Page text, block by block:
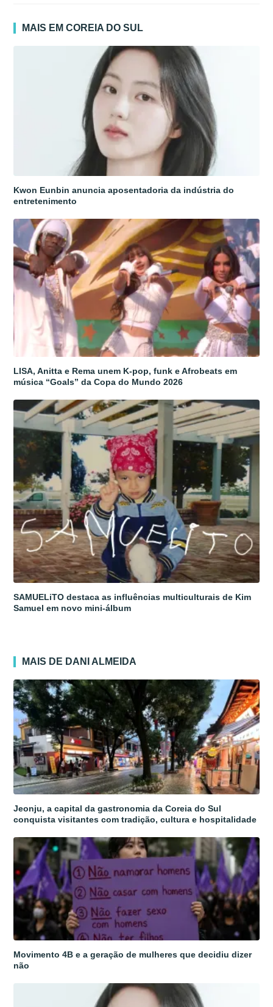
MAIS EM COREIA DO SUL
Kwon Eunbin anuncia aposentadoria da indústria do
entretenimento
LISA, Anitta e Rema unem K-pop, funk e Afrobeats em
música “Goals” da Copa do Mundo 2026
SAMUELiTO destaca as influências multiculturais de Kim
Samuel em novo mini-álbum
MAIS DE DANI ALMEIDA
Jeonju, a capital da gastronomia da Coreia do Sul
conquista visitantes com tradição, cultura e hospitalidade
Movimento 4B e a geração de mulheres que decidiu dizer
não